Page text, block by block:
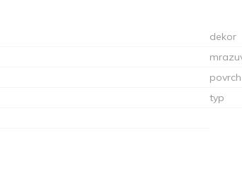
dekor
povrch
typ